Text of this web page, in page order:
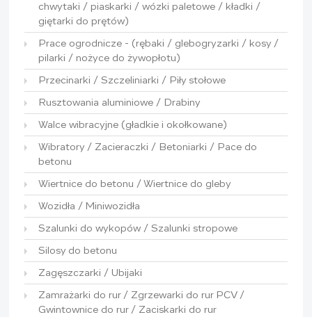
chwytaki / piaskarki / wózki paletowe / kładki /
giętarki do prętów)
Prace ogrodnicze - (rębaki / glebogryzarki / kosy /
pilarki / nożyce do żywopłotu)
Przecinarki / Szczeliniarki / Piły stołowe
Rusztowania aluminiowe / Drabiny
Walce wibracyjne (gładkie i okołkowane)
Wibratory / Zacieraczki / Betoniarki / Pace do
betonu
Wiertnice do betonu / Wiertnice do gleby
Wozidła / Miniwozidła
Szalunki do wykopów / Szalunki stropowe
Silosy do betonu
Zagęszczarki / Ubijaki
Zamrażarki do rur / Zgrzewarki do rur PCV /
Gwintownice do rur / Zaciskarki do rur